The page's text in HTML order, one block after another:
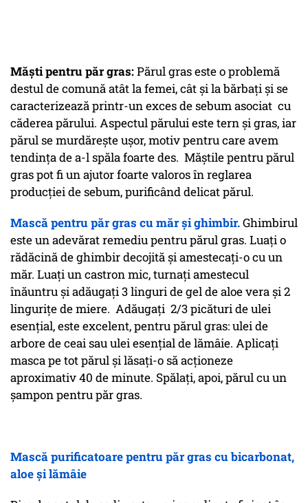
Măști pentru păr gras:Părul gras este o problemă
destul de comună atât la femei, cât și la bărbați și se
caracterizează printr-un exces de sebum asociat cu
căderea părului. Aspectul părului este tern și gras, iar
părul se murdărește ușor, motiv pentru care avem
tendința de a-l spăla foarte des. Măștile pentru părul
gras pot fi un ajutor foarte valoros în reglarea
producției de sebum, purificând delicat părul.
Mască pentru păr gras cu măr și ghimbir.Ghimbirul
este un adevărat remediu pentru părul gras. Luați o
rădăcină de ghimbir decojită și amestecați-o cu un
măr. Luați un castron mic, turnați amestecul
înăuntru și adăugați 3 linguri de gel de aloe vera și 2
lingurițe de miere. Adăugați 2/3 picături de ulei
esențial, este excelent, pentru părul gras: ulei de
arbore de ceai sau ulei esențial de lămâie. Aplicați
masca pe tot părul și lăsați-o să acționeze
aproximativ 40 de minute. Spălați, apoi, părul cu un
șampon pentru păr gras.
Mască purificatoare pentru păr gras cu bicarbonat,
aloe și lămâie